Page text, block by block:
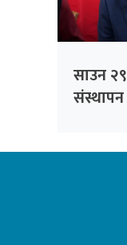
साउन
संस्थापन